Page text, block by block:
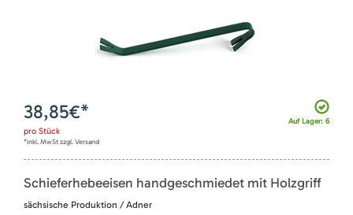
Auf Lager: 6
38,85€*
pro Stück
*inkl. MwSt zzgl. Versand
Schieferhebeeisen handgeschmiedet mit Holzgriff
sächsische Produktion / Adner